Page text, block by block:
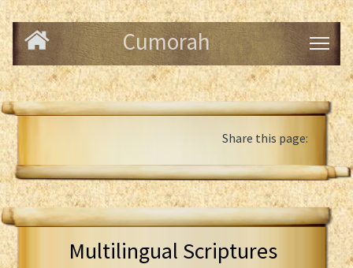
Cumorah
Share this page:
Multilingual Scriptures